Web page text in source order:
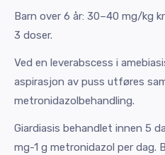
Barn over 6 år: 30–40 mg/kg
3 doser.
Ved en leverabscess i
aspirasjon av puss utføres
metronidazolbehandling.
Giardiasis behandlet innen 5
mg-1 g metronidazol per dag.